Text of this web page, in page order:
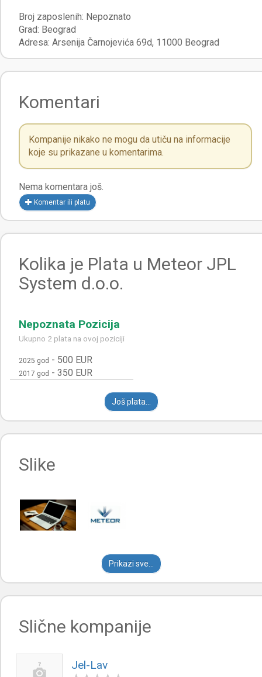
Broj zaposlenih: Nepoznato
Grad: Beograd
Adresa: Arsenija Čarnojevića 69d, 11000 Beograd
Komentari
Kompanije nikako ne mogu da utiču na informacije
koje su prikazane u komentarima.
Nema komentara još.
Komentar ili platu
Kolika je Plata u Meteor JPL
System d.o.o.
Nepoznata Pozicija
Ukupno 2 plata na ovoj poziciji
2025 god - 500 EUR
2017 god - 350 EUR
Još plata...
Slike
Prikazi sve...
Slične kompanije
Jel-Lav